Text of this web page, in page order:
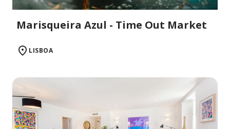
Marisqueira Azul - Time Out Market
LISBOA